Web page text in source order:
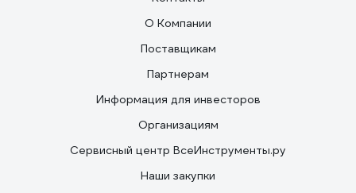
О Компании
Поставщикам
Партнерам
Информация для инвесторов
Организациям
Сервисный центр ВсеИнструменты.ру
Наши закупки